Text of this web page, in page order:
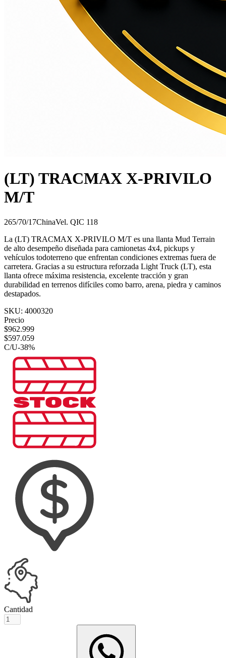
(LT) TRACMAX X-PRIVILO
M/T
265/70/17ChinaVel. QIC 118
La (LT) TRACMAX X-PRIVILO M/T es una llanta Mud Terrain
de alto desempeño diseñada para camionetas 4x4, pickups y
vehículos todoterreno que enfrentan condiciones extremas fuera de
carretera. Gracias a su estructura reforzada Light Truck (LT), esta
llanta ofrece máxima resistencia, excelente tracción y gran
durabilidad en terrenos difíciles como barro, arena, piedra y caminos
destapados.
SKU: 4000320
Precio
$962.999
$597.059
C/U-38%
Cantidad